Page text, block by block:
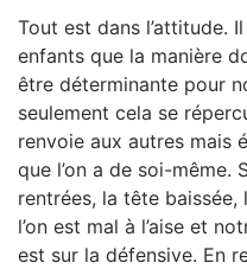
Tout est dans l’attitude.
enfants que la manière
être déterminante pour
seulement cela se
renvoie aux autres mais
que l’on a de soi-même.
rentrées, la tête
l’on est mal à l’aise et
est sur la défensive. En